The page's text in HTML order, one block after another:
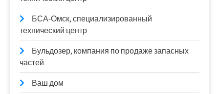
БСА-Омск, специализированный
технический центр
Бульдозер, компания по продаже запасных
частей
Ваш дом